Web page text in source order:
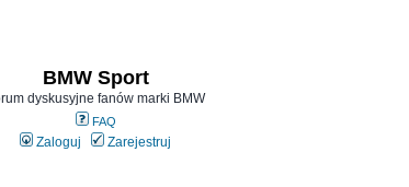
BMW Sport
dyskusyjne fanów marki BMW
FAQ
Zaloguj Zarejestruj